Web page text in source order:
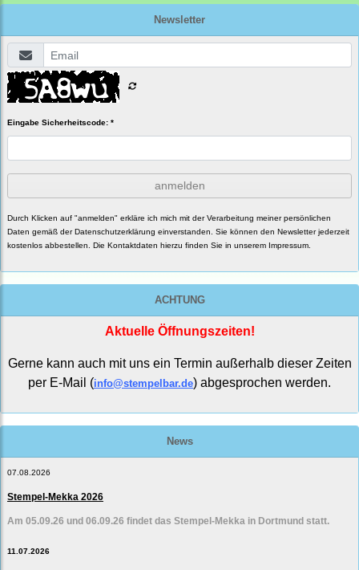
Newsletter
Eingabe Sicherheitscode: *
anmelden
Durch Klicken auf "anmelden" erkläre ich mich mit der Verarbeitung meiner persönlichen
Daten gemäß derDatenschutzerklärung einverstanden. Sie können den Newsletter jederzeit
kostenlos abbestellen. Die Kontaktdaten hierzu finden Sie in unserem Impressum.
ACHTUNG
Aktuelle Öffnungszeiten!
Gerne kann auch mit uns ein Termin außerhalb dieser Zeiten
per E-Mail (info@stempelbar.de) abgesprochen werden.
News
07.08.2026
Stempel-Mekka 2026
Am 05.09.26 und 06.09.26 findet das Stempel-Mekka in Dortmund statt.
11.07.2026